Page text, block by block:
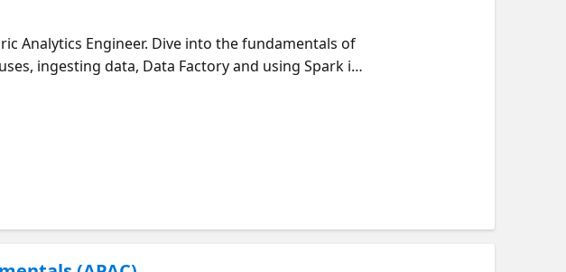
Analytics Engineer. Dive into the fundamentals of
ingesting data, Data Factory and using Spark in
unified architecture streamlines data workflows.
on-demand following the live presentations.